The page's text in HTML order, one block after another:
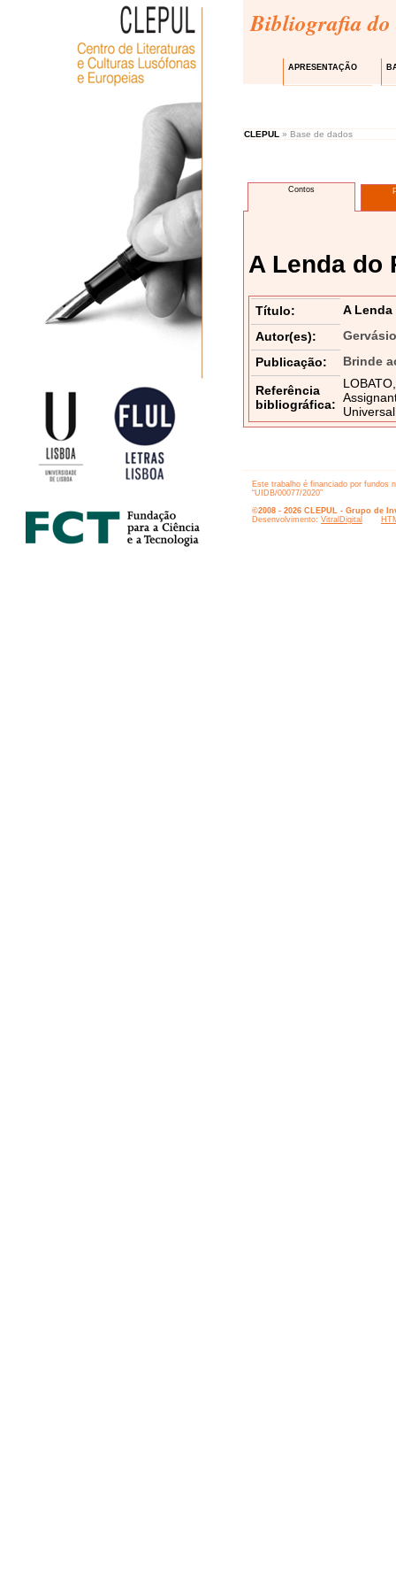
Bibliografia do
APRESENTAÇÃO
CLEPUL » Base de dados
Contos
A Lenda do
Título:
A
Autor(es):
Publicação:
Brinde
Referência
bibliográfica:
Este trabalho é financiado por fundos
“UIDB/00077/2020”
©2008 - 2026 CLEPUL - Grupo de
Desenvolvimento: VitralDigital